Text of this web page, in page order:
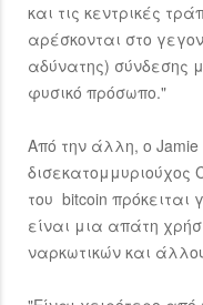
και τις κεντρικές
αρέσκονται στο
αδύνατης) σύνδεσης
φυσικό πρόσωπο."
Από την άλλη, ο
δισεκατομμυριούχος
του bitcoin πρόκειται
είναι μια απάτη
ναρκωτικών και